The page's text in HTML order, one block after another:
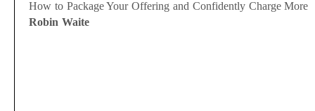
How to Package Your Offering and Confidently Charge More
Robin Waite